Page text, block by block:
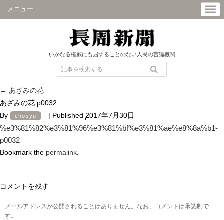
メニュー
いかなる権威にも屈することのない人民の言論機関
← あざみの花
あざみの花.p0032
By
chosyu | Published 2017年7月30日
%e3%81%82%e3%81%96%e3%81%bf%e3%81%ae%e8%8a%b1-
p0032
Bookmark the permalink
コメントを残す
メールアドレスが公開されることはありません。なお、コメントは承認制で
す。